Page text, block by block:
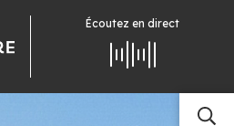
Écoutez en direct